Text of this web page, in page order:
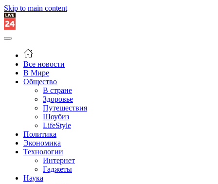
Skip to main content
Все новости
В Мире
Общество
В стране
Здоровье
Путешествия
Шоубиз
LifeStyle
Политика
Экономика
Технологии
Интернет
Гаджеты
Наука